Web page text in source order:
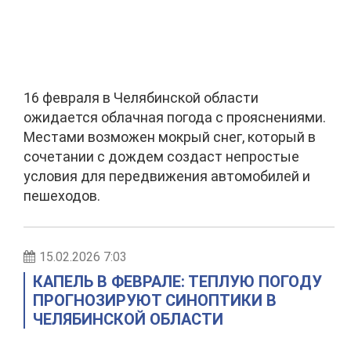
16 февраля в Челябинской области
ожидается облачная погода с прояснениями.
Местами возможен мокрый снег, который в
сочетании с дождем создаст непростые
условия для передвижения автомобилей и
пешеходов.
15.02.2026 7:03
КАПЕЛЬ В ФЕВРАЛЕ: ТЕПЛУЮ ПОГОДУ
ПРОГНОЗИРУЮТ СИНОПТИКИ В
ЧЕЛЯБИНСКОЙ ОБЛАСТИ